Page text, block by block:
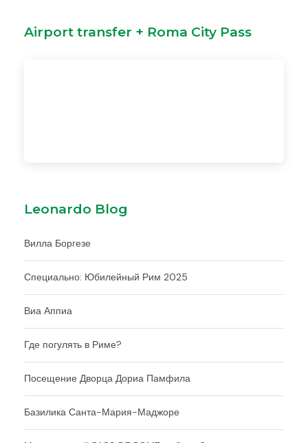
Airport transfer + Roma City Pass
Leonardo Blog
Вилла Боргезе
Специально: Юбилейный Рим 2025
Виа Аппиа
Где погулять в Риме?
Посещение Дворца Дориа Памфила
Базилика Санта-Мария-Маджоре